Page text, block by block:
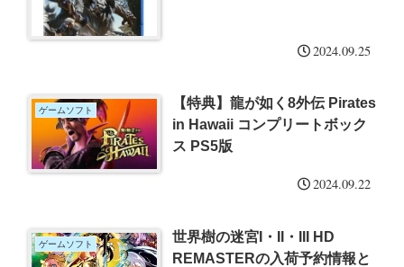
2024.09.25
ゲームソフト
【特典】龍が如く8外伝 Pirates
in Hawaii コンプリートボック
ス PS5版
2024.09.22
ゲームソフト
世界樹の迷宮I・II・III HD
REMASTERの入荷予約情報と